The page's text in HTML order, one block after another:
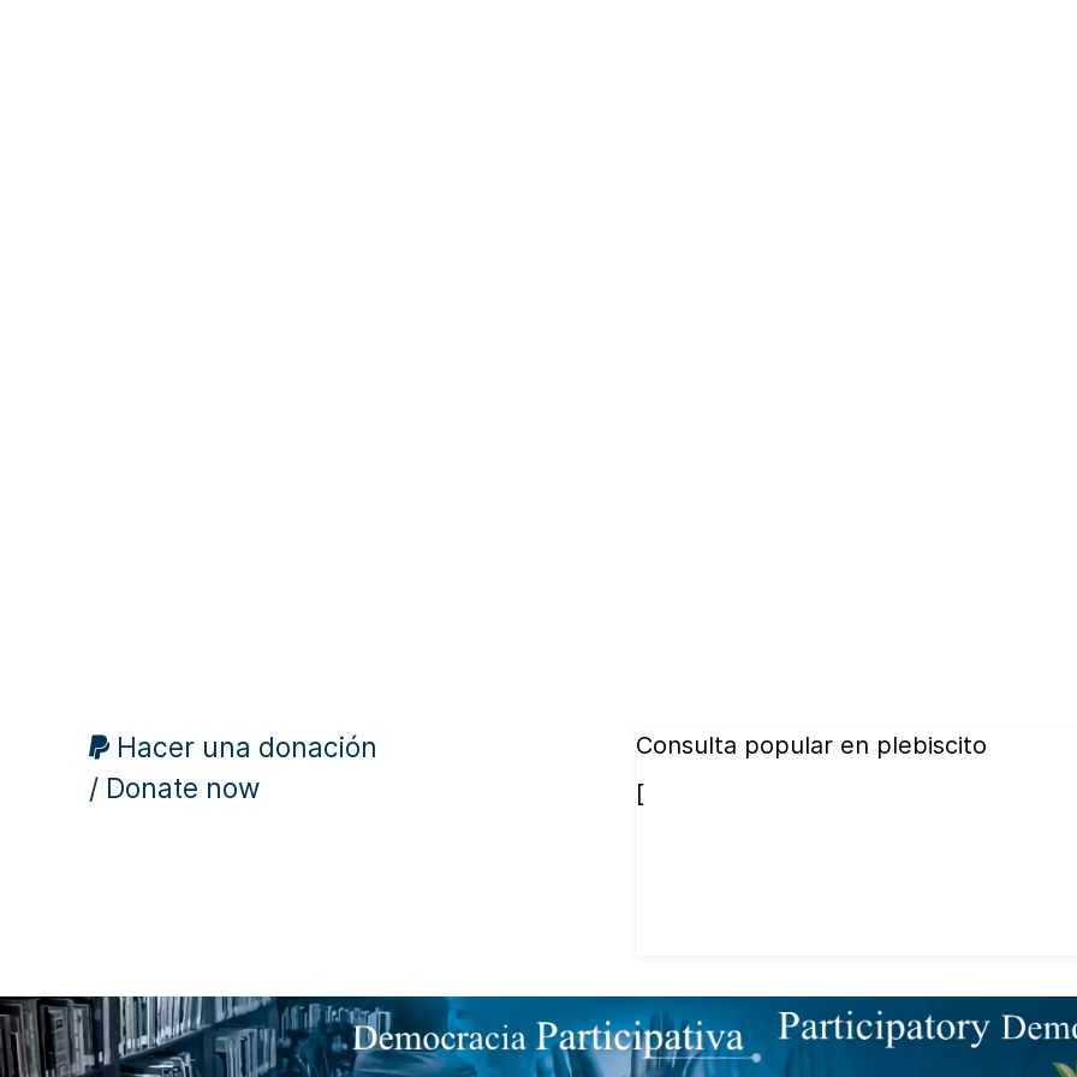
Hacer una donación
/ Donate now
Consulta popular en plebiscito
[